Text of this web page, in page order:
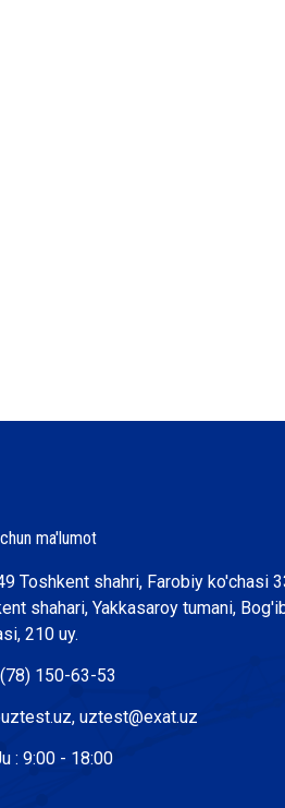
ma'lumot
Toshkent shahri, Farobiy ko'chasi
shahari, Yakkasaroy tumani,
210 uy.
150-63-53
uztest@exat.uz
: 9:00 - 18:00